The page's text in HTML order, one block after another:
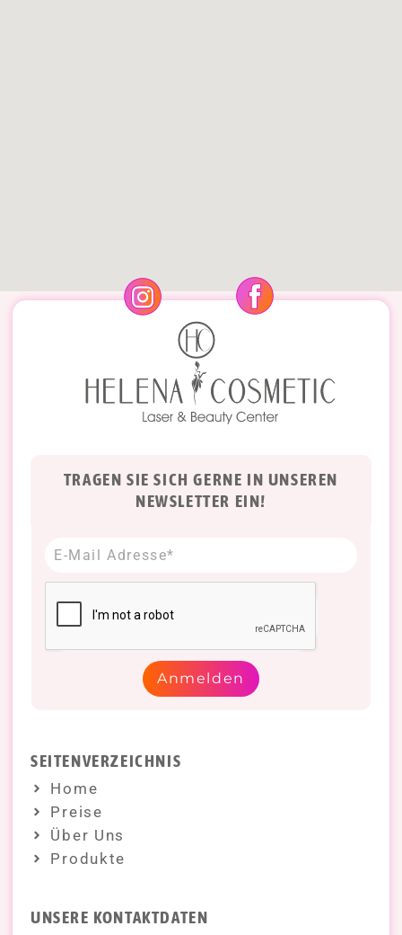
TRAGEN SIE SICH GERNE IN UNSEREN
NEWSLETTER EIN!
Anmelden
SEITENVERZEICHNIS
Home
Preise
Über Uns
Produkte
UNSERE KONTAKTDATEN